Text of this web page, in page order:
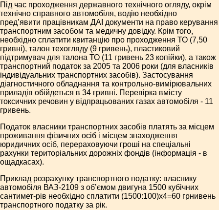
Під час проходження державного технічного огляду, окрім
технічно справного автомобіля, водію необхідно
пред’явити працівникам ДАІ документи на право керування
транспортним засобом та медичну довідку. Крім того,
необхідно сплатити квитанцію про проходження ТО (7,50
гривні), талон техогляду (9 гривень), пластиковий
підтримувач для талона ТО (11 гривень 23 копійки), а також
транспортний податок за 2005 та 2006 роки (для власників
індивідуальних транспортних засобів). Застосування
діагностичного обладнання та контрольно-вимірювальних
приладів обійдеться в 34 гривні. Перевірка вмісту
токсичних речовин у відпрацьованих газах автомобіля - 11
гривень.
Податок власники транспортних засобів платять за місцем
проживання фізичних осіб і місцем знаходження
юридичних осіб, перераховуючи гроші на спеціальні
рахунки територіальних дорожніх фондів (інформація - в
ощадкасах).
Приклад розрахунку транспортного податку: власнику
автомобіля ВАЗ-2109 з об’ємом двигуна 1500 кубічних
сантимет-рів необхідно сплатити (1500:100)х4=60 грнивень
транспортного податку за рік.